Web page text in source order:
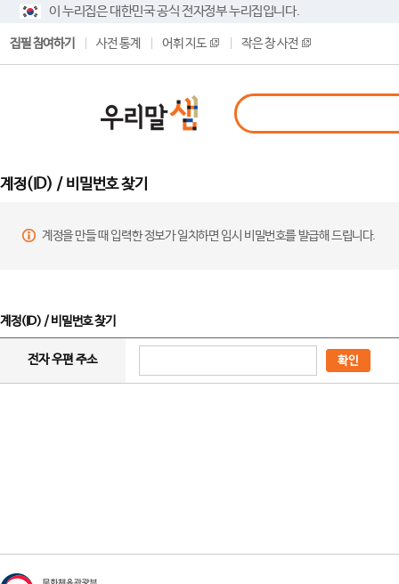
이 누리집은 대한민국 공식 전자정부 누리집입니다.
집필 참여하기 사전 통계 어휘 지도 작은 창 사전
계정(ID) / 비밀번호 찾기
계정을 만들 때 입력한 정보가 일치하면 임시 비밀번호를 발급해 드립니다.
계정(ID) / 비밀번호 찾기
전자 우편 주소 확인